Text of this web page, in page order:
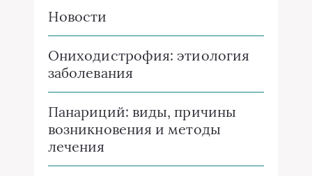
Новости
Ониходистрофия: этиология
заболевания
Панариций: виды, причины
возникновения и методы
лечения